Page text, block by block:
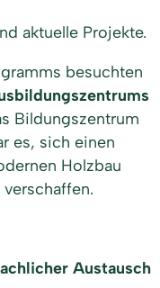
aktuelle Projekte.
besuchten
Bildungszentrum
es, sich einen
Holzbau
Austausch